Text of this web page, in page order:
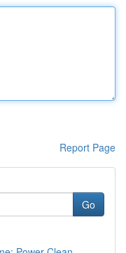
Report Page
Go